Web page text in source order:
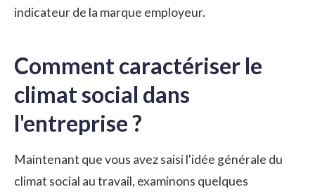
indicateur de la marque employeur.
Comment caractériser le
climat social dans
l'entreprise ?
Maintenant que vous avez saisi l'idée générale du
climat social au travail, examinons quelques